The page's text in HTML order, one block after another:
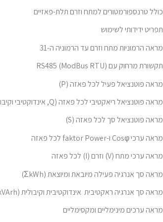
כולל טרנספורמטורים למתח וזרם תלת-פאזיים
תפריט ידידותי לשימוש
מראה הרמוניות מתח וזרם עד הרמוניה ה-31
תקשורת מרחוק עם RS485 (ModBus RTU)
מראה פוטנציאל פעיל לכל פאזה (P)
מראה פוטנציאל ריאקטיבי לכל פאזה (Q, אינדוקטיבי וקיבולתי)
מראה פוטנציאל סך לכל פאזה (S)
מראה ערכי Cosφ ו-faktor Power לכל פאזה
מראה ערכי מתח (V) וזרם (I) לכל פאזה
מראה סך אנרגיה פעילה מיובאת ומיוצאת (ΣkWh)
מראה סך אנרגיה ראקטיבית אינדוקטיבית וקיבולית (ΣkVArh)
מראה ערכים מינימליים ומקסימליים